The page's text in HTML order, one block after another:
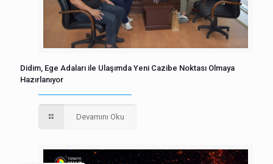
Didim, Ege Adaları ile Ulaşımda Yeni Cazibe Noktası Olmaya
Hazırlanıyor
Devamını Oku